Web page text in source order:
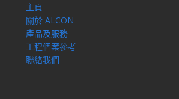
主頁
關於 ALCON
產品及服務
工程個案參考
聯絡我們